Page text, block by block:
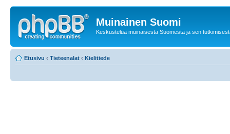
Muinainen Suomi
Keskustelua muinaisesta Suomesta ja sen
Etusivu ‹ Tieteenalat ‹ Kielitiede